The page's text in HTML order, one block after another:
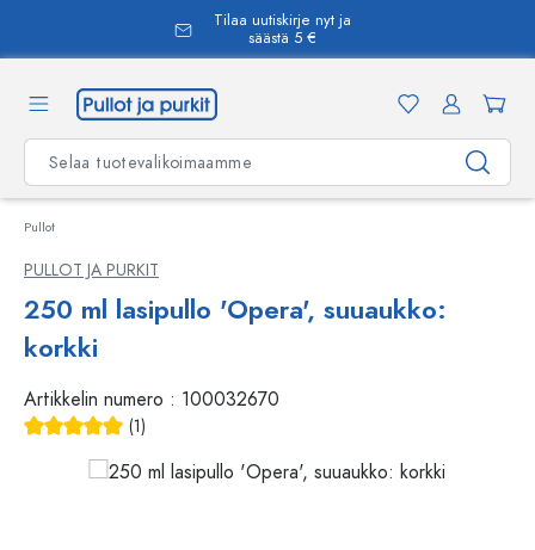
Tilaa uutiskirje nyt ja
säästä 5 €
Pullot
PULLOT JA PURKIT
250 ml lasipullo 'Opera', suuaukko:
korkki
Artikkelin numero : 100032670
(1)